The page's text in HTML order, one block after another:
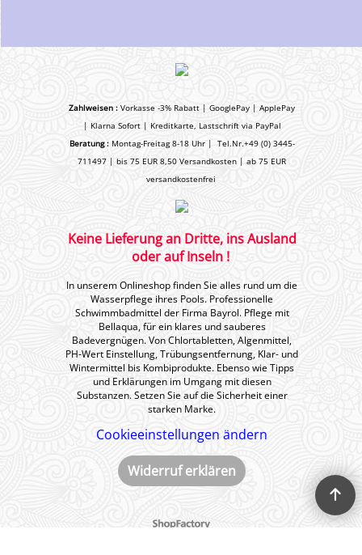
Zahlweisen : Vorkasse -3% Rabatt | GooglePay | ApplePay
| Klarna Sofort | Kreditkarte, Lastschrift via PayPal
Beratung :Montag-Freitag 8-18 Uhr | Tel.Nr.+49 (0) 3445-
711497 | bis 75 EUR 8,50 Versandkosten | ab 75 EUR
versandkostenfrei
Keine Lieferung an Dritte, ins Ausland
oder auf Inseln !
In unserem Onlineshop finden Sie alles rund um die
Wasserpflege ihres Pools. Professionelle
Schwimmbadmittel der Firma Bayrol. Pflege mit
Bellaqua, für ein klares und sauberes
Badevergnügen. Von Chlortabletten, Algenmittel,
PH-Wert Einstellung, Trübungsentfernung, Klar- und
Wintermittel bis Kombiprodukte. Ebenso wie Tipps
und Erklärungen im Umgang mit diesen
Substanzen. Setzen Sie auf die Sicherheit einer
starken Marke.
Cookieeinstellungen ändern
Widerruf erklären
WebShop erstellt mit ShopFactory Shop Software.